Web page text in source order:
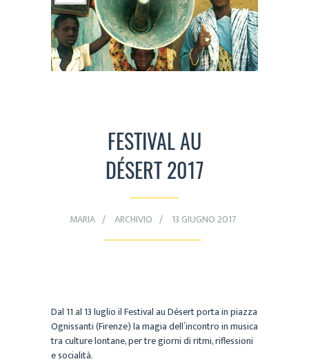
FESTIVAL AU
DÉSERT 2017
MARIA ARCHIVIO 13 GIUGNO 2017
Dal 11 al 13 luglio il Festival au Désert porta in piazza
Ognissanti (Firenze) la magia dell’incontro in musica
tra culture lontane, per tre giorni di ritmi, riflessioni
e socialità.